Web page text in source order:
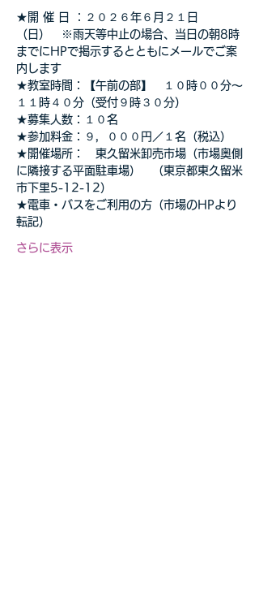
★開 催 日 ：２０２６年６月２１日
（日）　※雨天等中止の場合、当日の朝8時
までにHPで掲示するとともにメールでご案
内します
★教室時間：【午前の部】　１０時００分～
１１時４０分（受付９時３０分）
★募集人数：１０名
★参加料金：９，０００円／１名（税込）
★開催場所：　東久留米卸売市場（市場奥側
に隣接する平面駐車場）　（東京都東久留米
市下里5-12-12）
★電車・バスをご利用の方（市場のHPより
転記）
さらに表示